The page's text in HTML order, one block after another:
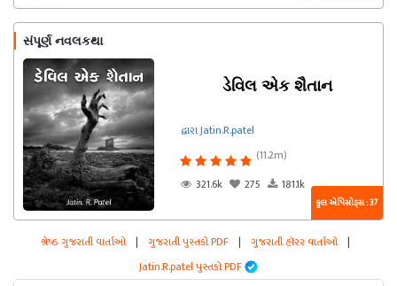
સંપૂર્ણ નવલકથા
ડેવિલ એક શૈતાન
દ્વારા Jatin.R.patel
(11.2m)
321.6k
275 181.1k
કુલ એપિસોડ્સ : 37
શ્રેષ્ઠ ગુજરાતી વાર્તાઓ | ગુજરાતી પુસ્તકો PDF | ગુજરાતી હૉરર વાર્તાઓ |
Jatin.R.patel પુસ્તકો PDF